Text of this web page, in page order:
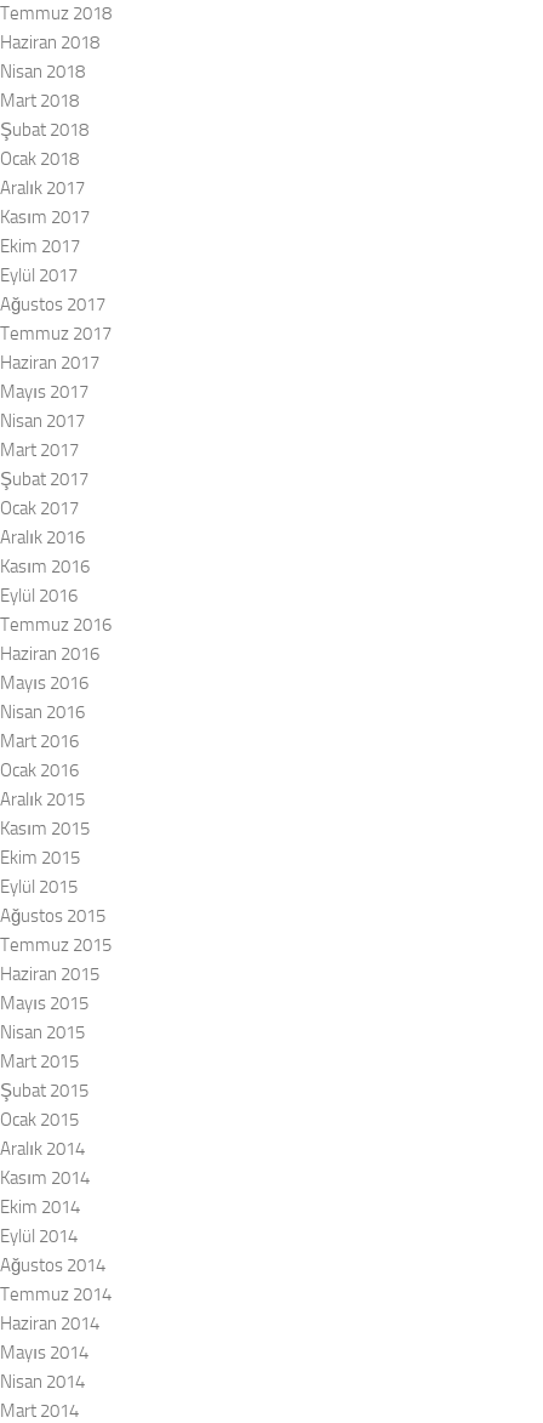
Temmuz 2018
Haziran 2018
Nisan 2018
Mart 2018
Şubat 2018
Ocak 2018
Aralık 2017
Kasım 2017
Ekim 2017
Eylül 2017
Ağustos 2017
Temmuz 2017
Haziran 2017
Mayıs 2017
Nisan 2017
Mart 2017
Şubat 2017
Ocak 2017
Aralık 2016
Kasım 2016
Eylül 2016
Temmuz 2016
Haziran 2016
Mayıs 2016
Nisan 2016
Mart 2016
Ocak 2016
Aralık 2015
Kasım 2015
Ekim 2015
Eylül 2015
Ağustos 2015
Temmuz 2015
Haziran 2015
Mayıs 2015
Nisan 2015
Mart 2015
Şubat 2015
Ocak 2015
Aralık 2014
Kasım 2014
Ekim 2014
Eylül 2014
Ağustos 2014
Temmuz 2014
Haziran 2014
Mayıs 2014
Nisan 2014
Mart 2014